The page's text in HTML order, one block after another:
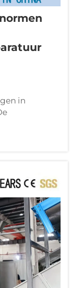
in
de
groei